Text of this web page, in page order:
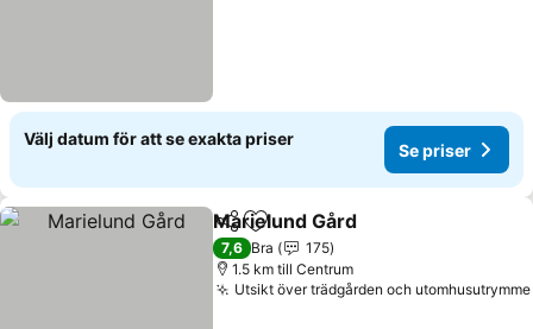
Välj datum för att se exakta priser
Se priser
Dela Lägg till i Mina Favoriter
Marielund Gård
7,6 Bra
175
1.5 km till Centrum
Utsikt över trädgården och utomhusutrymme